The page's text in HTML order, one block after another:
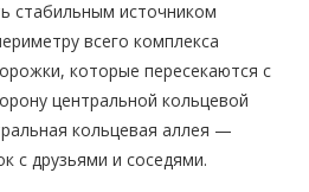
стабильным источником
всего комплекса
которые пересекаются с
центральной кольцевой
кольцевая аллея —
с друзьями и соседями.